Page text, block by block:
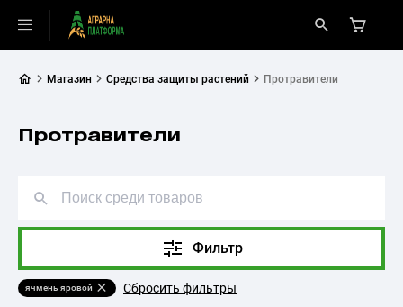
Магазин Средства защиты растений Протравители
Протравители
ячмень яровой Сбросить фильтры
Фильтр